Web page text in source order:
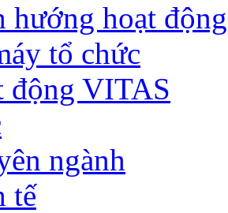
hướng hoạt động
tổ chức
động VITAS
ngành
tế